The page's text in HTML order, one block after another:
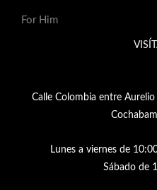
For Him
Calle Colombia entre
Lunes a viernes de
Sábado de